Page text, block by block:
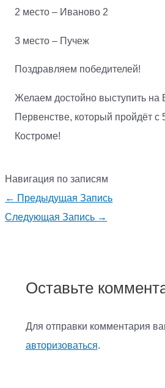
2 место – Иваново 2
3 место – Пучеж
Поздравляем победителей!
Желаем достойно выступить на
Первенстве, который пройдёт с
Костроме!
Навигация по записям
← Предыдущая Запись
Следующая Запись →
Оставьте
Для отправки комментария
авторизоваться.